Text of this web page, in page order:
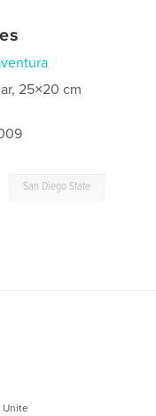
25×20 cm
San Diego State
Unite